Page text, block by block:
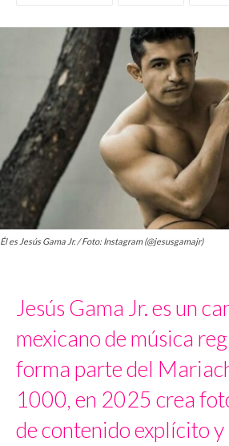
Él es Jesús Gama Jr. / Foto: Instagram (@jesusgamajr)
Jesús Gama Jr. es un
mexicano de música
forma parte del
1000, en 2025 crea
de contenido explícito